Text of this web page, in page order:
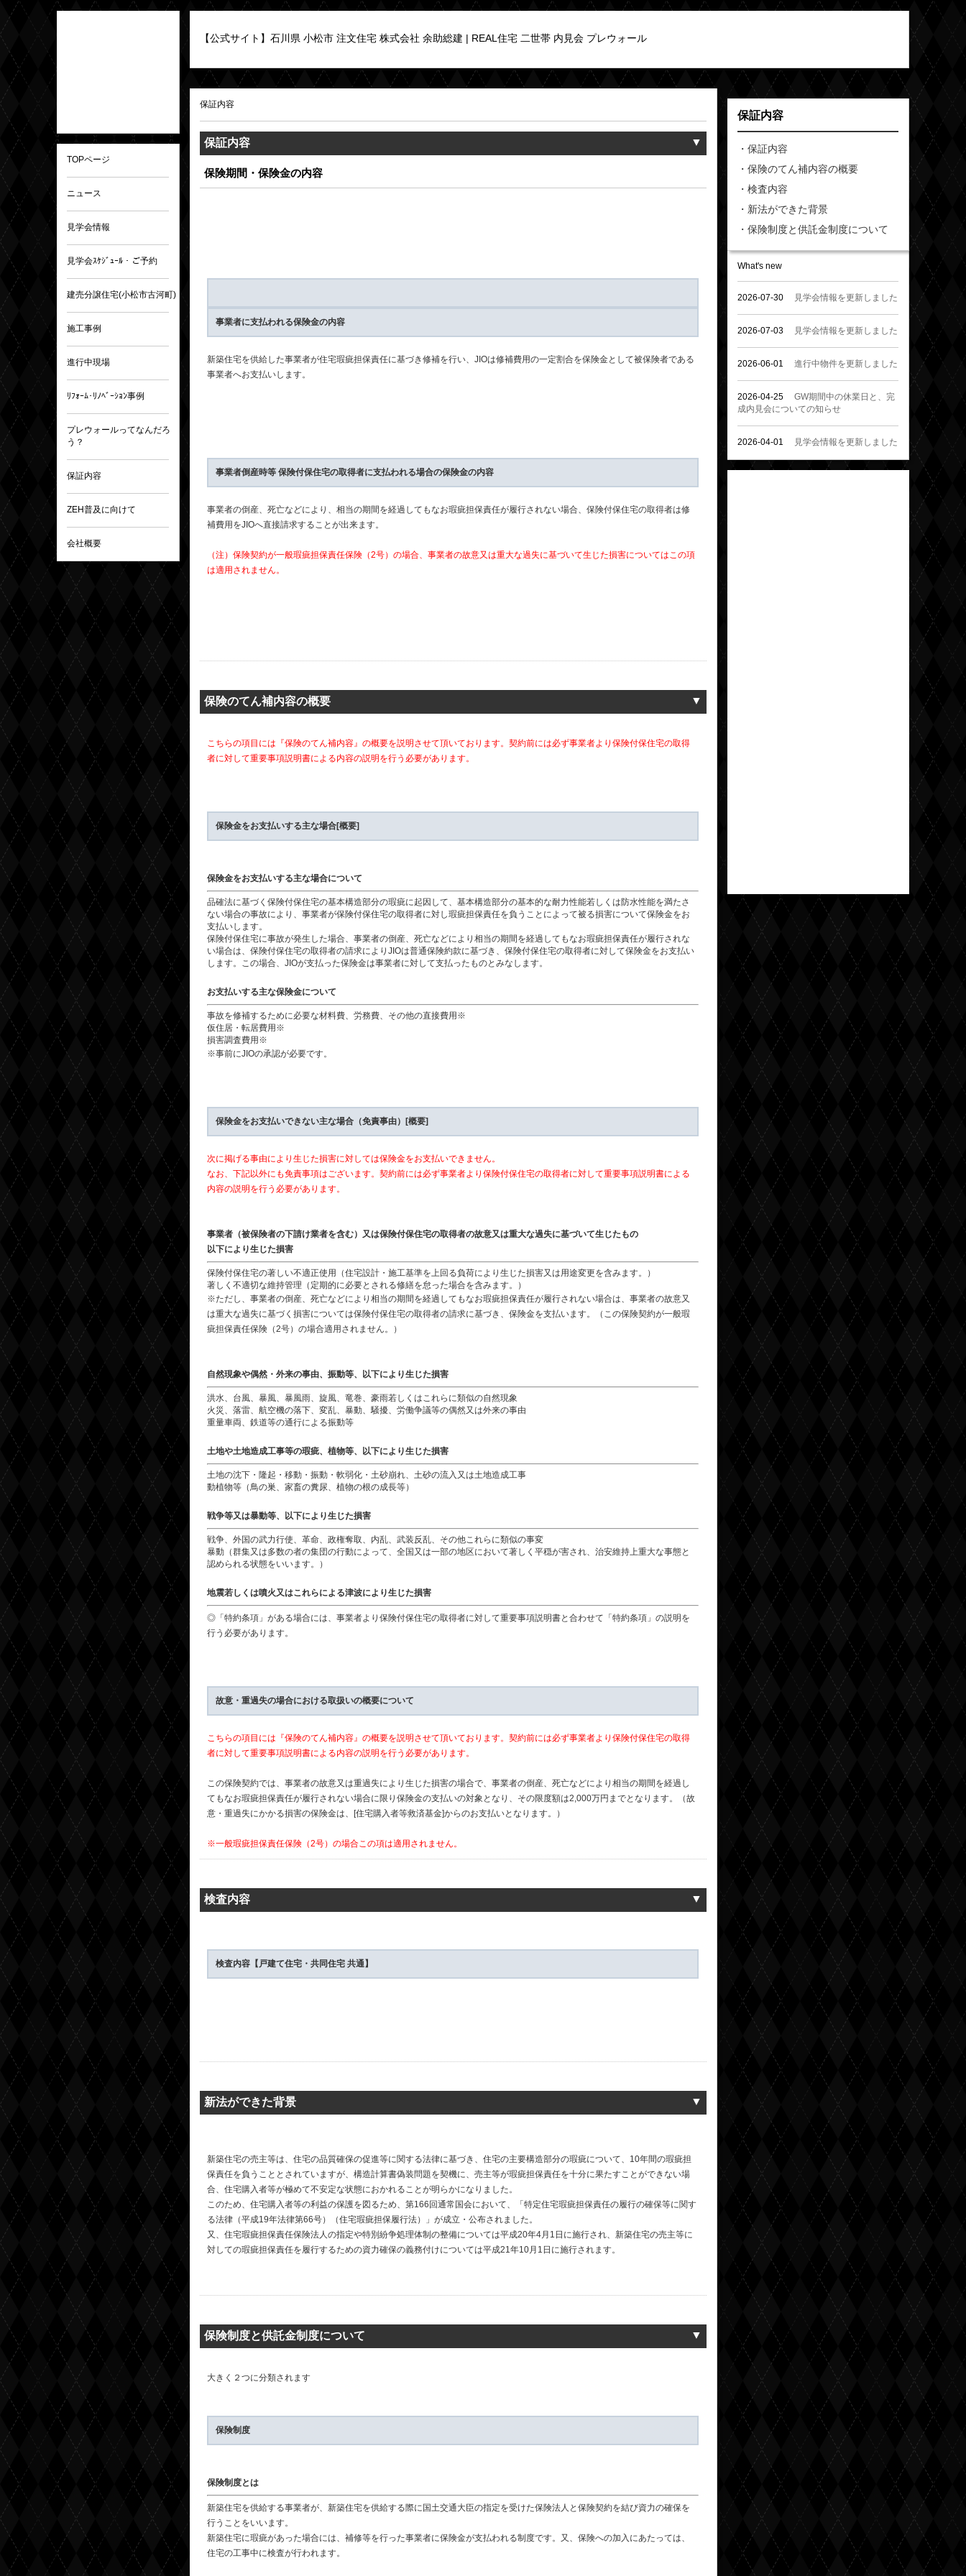
TOPページ
ニュース
見学会情報
見学会ｽｹｼﾞｭｰﾙ・ご予約
建売分譲住宅(小松市古河町)
施工事例
進行中現場
ﾘﾌｫｰﾑ･ﾘﾉﾍﾞｰｼｮﾝ事例
プレウォールってなんだろ
う？
保証内容
ZEH普及に向けて
会社概要
【公式サイト】石川県 小松市 注文住宅 株式会社 余助総建 | REAL住宅 二世帯 内見会 プレウォール
保証内容
保証内容 ▼
保険期間・保険金の内容
事業者に支払われる保険金の内容
新築住宅を供給した事業者が住宅瑕疵担保責任に基づき修補を行い、JIOは修補費用の一定割合を保険金として被保険者である
事業者へお支払いします。
事業者倒産時等 保険付保住宅の取得者に支払われる場合の保険金の内容
事業者の倒産、死亡などにより、相当の期間を経過してもなお瑕疵担保責任が履行されない場合、保険付保住宅の取得者は修
補費用をJIOへ直接請求することが出来ます。
（注）保険契約が一般瑕疵担保責任保険（2号）の場合、事業者の故意又は重大な過失に基づいて生じた損害についてはこの項
は適用されません。
保険のてん補内容の概要 ▼
こちらの項目には『保険のてん補内容』の概要を説明させて頂いております。契約前には必ず事業者より保険付保住宅の取得
者に対して重要事項説明書による内容の説明を行う必要があります。
保険金をお支払いする主な場合[概要]
保険金をお支払いする主な場合について
品確法に基づく保険付保住宅の基本構造部分の瑕疵に起因して、基本構造部分の基本的な耐力性能若しくは防水性能を満たさ
ない場合の事故により、事業者が保険付保住宅の取得者に対し瑕疵担保責任を負うことによって被る損害について保険金をお
支払いします。
保険付保住宅に事故が発生した場合、事業者の倒産、死亡などにより相当の期間を経過してもなお瑕疵担保責任が履行されな
い場合は、保険付保住宅の取得者の請求によりJIOは普通保険約款に基づき、保険付保住宅の取得者に対して保険金をお支払い
します。この場合、JIOが支払った保険金は事業者に対して支払ったものとみなします。
お支払いする主な保険金について
事故を修補するために必要な材料費、労務費、その他の直接費用※
仮住居・転居費用※
損害調査費用※
※事前にJIOの承認が必要です。
保険金をお支払いできない主な場合（免責事由）[概要]
次に掲げる事由により生じた損害に対しては保険金をお支払いできません。
なお、下記以外にも免責事項はございます。契約前には必ず事業者より保険付保住宅の取得者に対して重要事項説明書による
内容の説明を行う必要があります。
事業者（被保険者の下請け業者を含む）又は保険付保住宅の取得者の故意又は重大な過失に基づいて生じたもの
以下により生じた損害
保険付保住宅の著しい不適正使用（住宅設計・施工基準を上回る負荷により生じた損害又は用途変更を含みます。）
著しく不適切な維持管理（定期的に必要とされる修繕を怠った場合を含みます。）
※ただし、事業者の倒産、死亡などにより相当の期間を経過してもなお瑕疵担保責任が履行されない場合は、事業者の故意又
は重大な過失に基づく損害については保険付保住宅の取得者の請求に基づき、保険金を支払います。（この保険契約が一般瑕
疵担保責任保険（2号）の場合適用されません。）
自然現象や偶然・外来の事由、振動等、以下により生じた損害
洪水、台風、暴風、暴風雨、旋風、竜巻、豪雨若しくはこれらに類似の自然現象
火災、落雷、航空機の落下、変乱、暴動、騒擾、労働争議等の偶然又は外来の事由
重量車両、鉄道等の通行による振動等
土地や土地造成工事等の瑕疵、植物等、以下により生じた損害
土地の沈下・隆起・移動・振動・軟弱化・土砂崩れ、土砂の流入又は土地造成工事
動植物等（鳥の巣、家畜の糞尿、植物の根の成長等）
戦争等又は暴動等、以下により生じた損害
戦争、外国の武力行使、革命、政権奪取、内乱、武装反乱、その他これらに類似の事変
暴動（群集又は多数の者の集団の行動によって、全国又は一部の地区において著しく平穏が害され、治安維持上重大な事態と
認められる状態をいいます。）
地震若しくは噴火又はこれらによる津波により生じた損害
◎「特約条項」がある場合には、事業者より保険付保住宅の取得者に対して重要事項説明書と合わせて「特約条項」の説明を
行う必要があります。
故意・重過失の場合における取扱いの概要について
こちらの項目には『保険のてん補内容』の概要を説明させて頂いております。契約前には必ず事業者より保険付保住宅の取得
者に対して重要事項説明書による内容の説明を行う必要があります。
この保険契約では、事業者の故意又は重過失により生じた損害の場合で、事業者の倒産、死亡などにより相当の期間を経過し
てもなお瑕疵担保責任が履行されない場合に限り保険金の支払いの対象となり、その限度額は2,000万円までとなります。（故
意・重過失にかかる損害の保険金は、[住宅購入者等救済基金]からのお支払いとなります。）
※一般瑕疵担保責任保険（2号）の場合この項は適用されません。
検査内容 ▼
検査内容【戸建て住宅・共同住宅 共通】
新法ができた背景 ▼
新築住宅の売主等は、住宅の品質確保の促進等に関する法律に基づき、住宅の主要構造部分の瑕疵について、10年間の瑕疵担
保責任を負うこととされていますが、構造計算書偽装問題を契機に、売主等が瑕疵担保責任を十分に果たすことができない場
合、住宅購入者等が極めて不安定な状態におかれることが明らかになりました。
このため、住宅購入者等の利益の保護を図るため、第166回通常国会において、「特定住宅瑕疵担保責任の履行の確保等に関す
る法律（平成19年法律第66号）（住宅瑕疵担保履行法）」が成立・公布されました。
又、住宅瑕疵担保責任保険法人の指定や特別紛争処理体制の整備については平成20年4月1日に施行され、新築住宅の売主等に
対しての瑕疵担保責任を履行するための資力確保の義務付けについては平成21年10月1日に施行されます。
保険制度と供託金制度について ▼
大きく２つに分類されます
保険制度
保険制度とは
新築住宅を供給する事業者が、新築住宅を供給する際に国土交通大臣の指定を受けた保険法人と保険契約を結び資力の確保を
行うことをいいます。
新築住宅に瑕疵があった場合には、補修等を行った事業者に保険金が支払われる制度です。又、保険への加入にあたっては、
住宅の工事中に検査が行われます。
保証内容
・保証内容
・保険のてん補内容の概要
・検査内容
・新法ができた背景
・保険制度と供託金制度について
What's new
2026-07-30 見学会情報を更新しました
2026-07-03 見学会情報を更新しました
2026-06-01 進行中物件を更新しました
2026-04-25
GW期間中の休業日と、完
成内見会についての知らせ
2026-04-01 見学会情報を更新しました